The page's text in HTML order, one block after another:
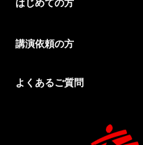
講演依頼の方
よくあるご質問